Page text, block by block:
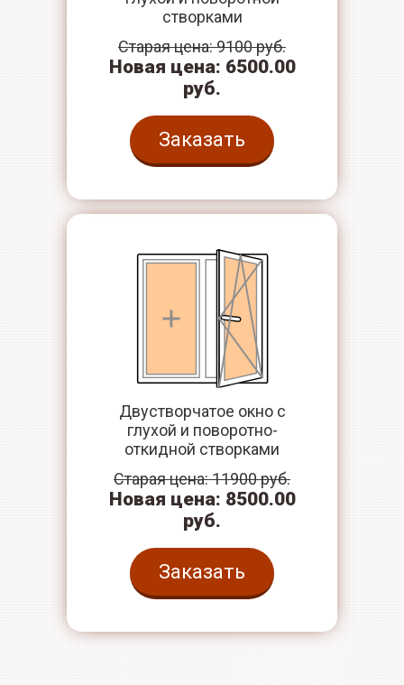
створками
Старая цена: 9100 руб.
Новая цена: 6500.00
руб.
Заказать
Двустворчатое окно с
глухой и поворотно-
откидной створками
Старая цена: 11900 руб.
Новая цена: 8500.00
руб.
Заказать